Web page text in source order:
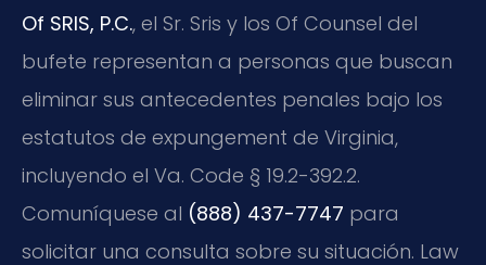
Of SRIS, P.C., el Sr. Sris y los Of Counsel del
bufete representan a personas que buscan
eliminar sus antecedentes penales bajo los
estatutos de expungement de Virginia,
incluyendo el Va. Code § 19.2-392.2.
Comuníquese al (888) 437-7747 para
solicitar una consulta sobre su situación. Law